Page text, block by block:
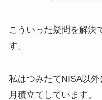
こういった疑問を解決
す。
私はつみたてNISA以
月積立てしています。